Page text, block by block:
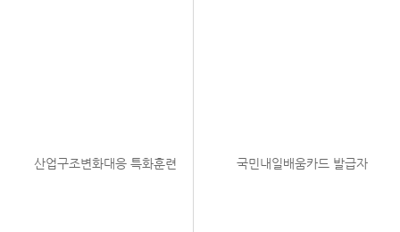
산업구조변화대응 특화훈련 국민내일배움카드 발급자